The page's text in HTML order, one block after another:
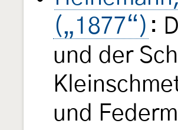
(„1877“) :
und der
und